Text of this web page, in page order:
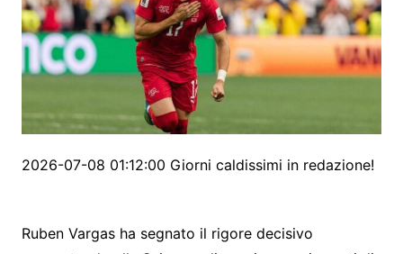
2026-07-08 01:12:00 Giorni caldissimi in redazione!
Ruben Vargas ha segnato il rigore decisivo